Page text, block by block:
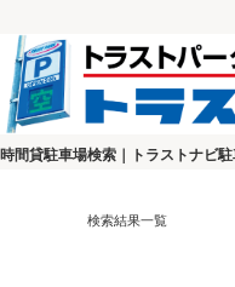
時間貸駐車場検索｜トラストナビ
検索結果一覧